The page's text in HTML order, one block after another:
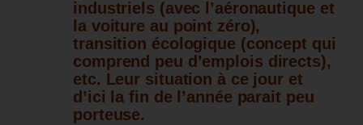
industriels (avec l’aéronautique et
la voiture au point zéro),
transition écologique (concept qui
comprend peu d’emplois directs),
etc. Leur situation à ce jour et
d’ici la fin de l’année parait peu
porteuse.